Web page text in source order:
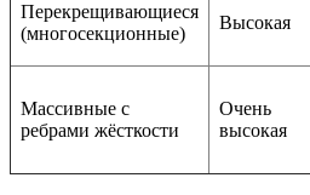
Перекрещивающиеся
(многосекционные)
Высокая
Массивные с
ребрами жёсткости
Очень
высокая